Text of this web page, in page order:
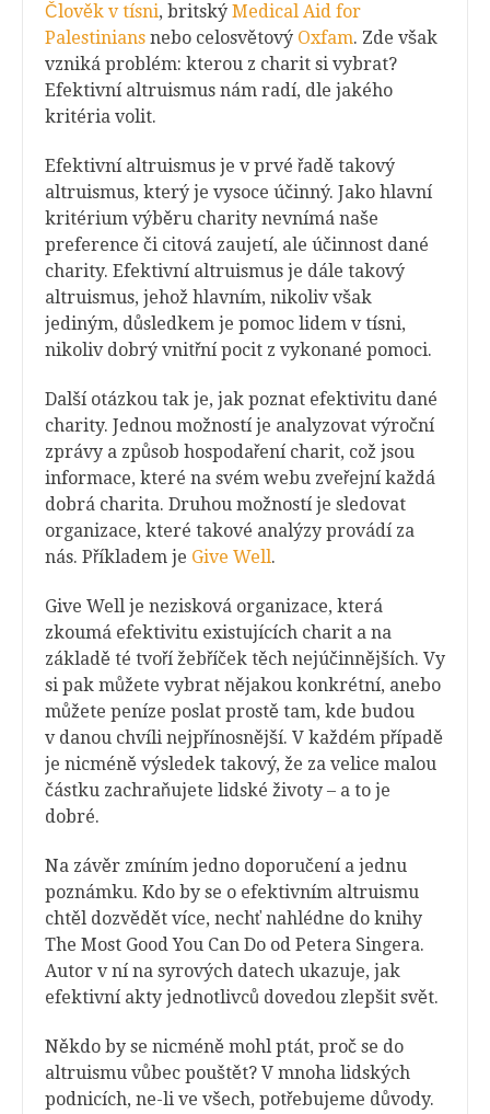
Člověk v tísni, britský Medical Aid for
Palestinians nebo celosvětový Oxfam. Zde však
vzniká problém: kterou z charit si vybrat?
Efektivní altruismus nám radí, dle jakého
kritéria volit.
Efektivní altruismus je v prvé řadě takový
altruismus, který je vysoce účinný. Jako hlavní
kritérium výběru charity nevnímá naše
preference či citová zaujetí, ale účinnost dané
charity. Efektivní altruismus je dále takový
altruismus, jehož hlavním, nikoliv však
jediným, důsledkem je pomoc lidem v tísni,
nikoliv dobrý vnitřní pocit z vykonané pomoci.
Další otázkou tak je, jak poznat efektivitu dané
charity. Jednou možností je analyzovat výroční
zprávy a způsob hospodaření charit, což jsou
informace, které na svém webu zveřejní každá
dobrá charita. Druhou možností je sledovat
organizace, které takové analýzy provádí za
nás. Příkladem je Give Well.
Give Well je nezisková organizace, která
zkoumá efektivitu existujících charit a na
základě té tvoří žebříček těch nejúčinnějších. Vy
si pak můžete vybrat nějakou konkrétní, anebo
můžete peníze poslat prostě tam, kde budou
v danou chvíli nejpřínosnější. V každém případě
je nicméně výsledek takový, že za velice malou
částku zachraňujete lidské životy – a to je
dobré.
Na závěr zmíním jedno doporučení a jednu
poznámku. Kdo by se o efektivním altruismu
chtěl dozvědět více, nechť nahlédne do knihy
The Most Good You Can Do od Petera Singera.
Autor v ní na syrových datech ukazuje, jak
efektivní akty jednotlivců dovedou zlepšit svět.
Někdo by se nicméně mohl ptát, proč se do
altruismu vůbec pouštět? V mnoha lidských
podnicích, ne-li ve všech, potřebujeme důvody.